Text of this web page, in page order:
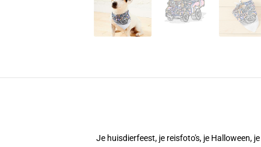
Je huisdierfeest, je reisfoto's, je Halloween,